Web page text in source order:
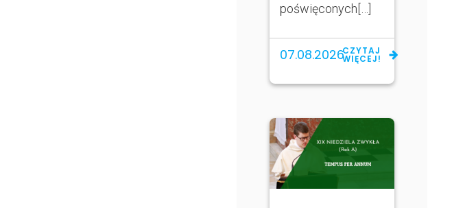
poświęconych[…]
07.08.2026CZYTAJ
WIĘCEJ!